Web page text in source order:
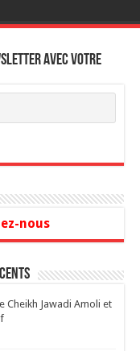
avec votre
nous
Cheikh Jawadi Amoli et